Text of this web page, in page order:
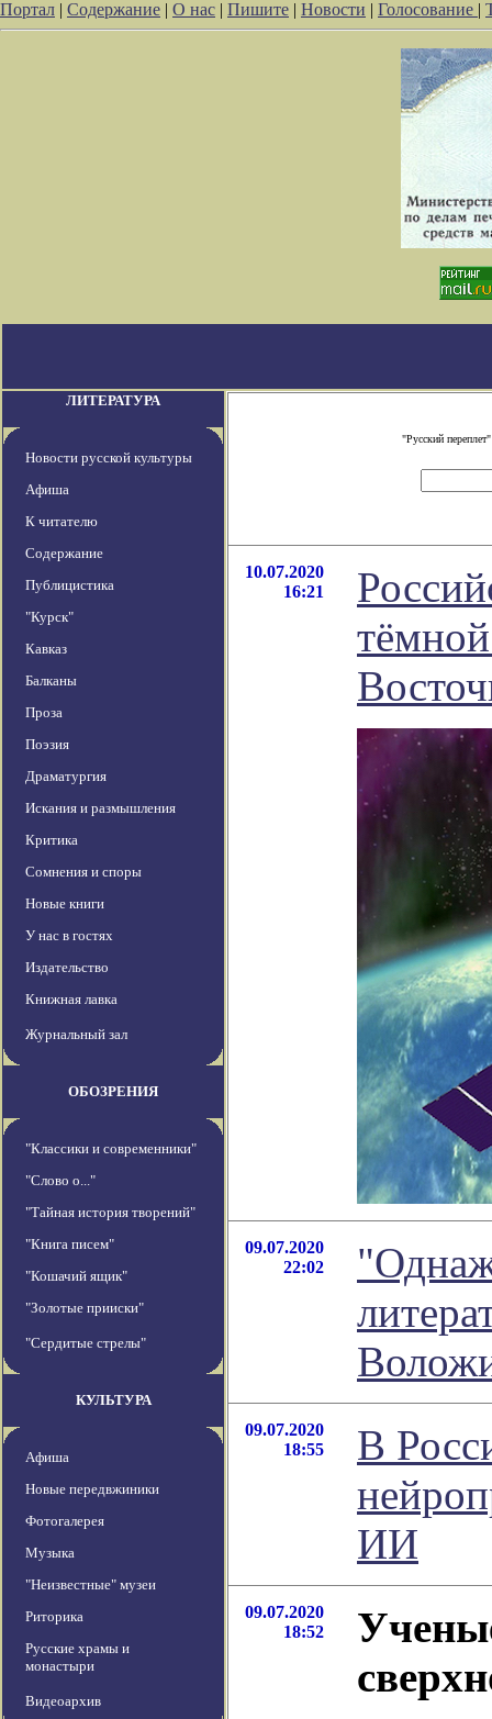
Портал | Содержание | О нас | Пишите | Новости | Голосование |
ЛИТЕРАТУРА
Новости русской культуры
Афиша
К читателю
Содержание
Публицистика
"Курск"
Кавказ
Балканы
Проза
Поэзия
Драматургия
Искания и размышления
Критика
Сомнения и споры
Новые книги
У нас в гостях
Издательство
Книжная лавка
Журнальный зал
ОБОЗРЕНИЯ
"Классики и современники"
"Слово о..."
"Тайная история творений"
"Книга писем"
"Кошачий ящик"
"Золотые прииски"
"Сердитые стрелы"
КУЛЬТУРА
Афиша
Новые передвжиники
Фотогалерея
Музыка
"Неизвестные" музеи
Риторика
Русские храмы и
монастыри
Видеоархив
"Русский
10.07.2020
16:21
09.07.2020
22:02
09.07.2020
18:55
В
ИИ
09.07.2020
18:52